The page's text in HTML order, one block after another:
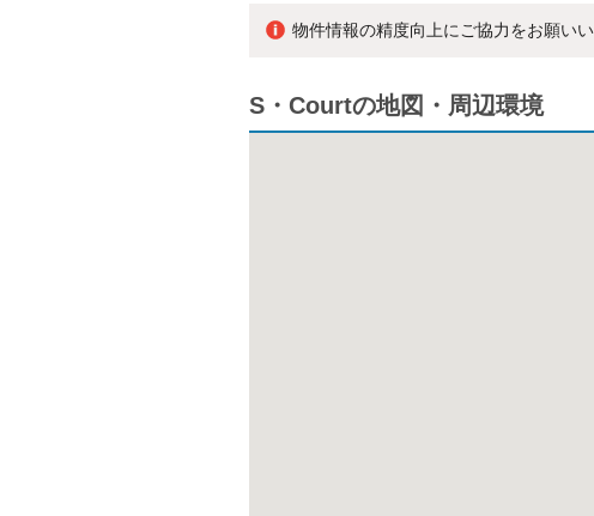
物件情報の精度向上にご協力をお願い
S・Courtの地図・周辺環境